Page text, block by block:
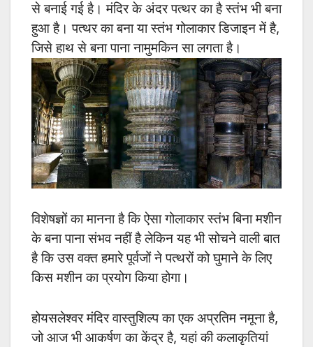
से बनाई गई है। मंदिर के अंदर पत्थर का है स्तंभ भी बना
हुआ है। पत्थर का बना या स्तंभ गोलाकार डिजाइन में है,
जिसे हाथ से बना पाना नामुमकिन सा लगता है।
विशेषज्ञों का मानना है कि ऐसा गोलाकार स्तंभ बिना मशीन
के बना पाना संभव नहीं है लेकिन यह भी सोचने वाली बात
है कि उस वक्त हमारे पूर्वजों ने पत्थरों को घुमाने के लिए
किस मशीन का प्रयोग किया होगा।
होयसलेश्वर मंदिर वास्तुशिल्प का एक अप्रतिम नमूना है,
जो आज भी आकर्षण का केंद्र है, यहां की कलाकृतियां